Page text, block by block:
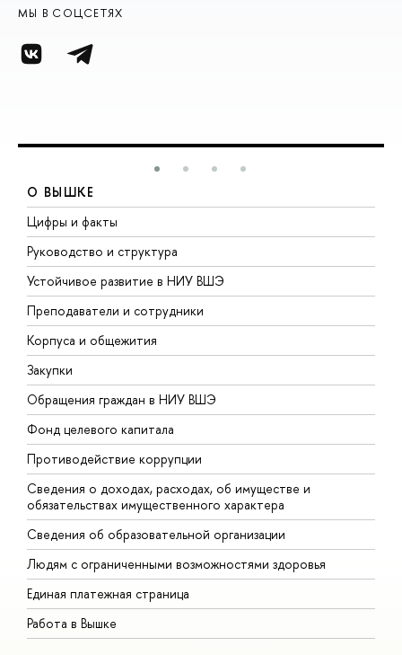
МЫ В СОЦСЕТЯХ
О ВЫШКЕ
Цифры и факты
Руководство и структура
Устойчивое развитие в НИУ ВШЭ
Преподаватели и сотрудники
Корпуса и общежития
Закупки
Обращения граждан в НИУ ВШЭ
Фонд целевого капитала
Противодействие коррупции
Сведения о доходах, расходах, об имуществе и
обязательствах имущественного характера
Сведения об образовательной организации
Людям с ограниченными возможностями здоровья
Единая платежная страница
Работа в Вышке